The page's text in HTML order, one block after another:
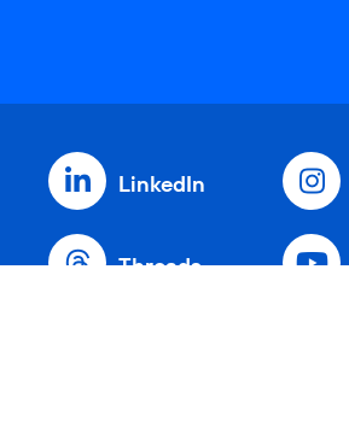
LinkedIn
Threads